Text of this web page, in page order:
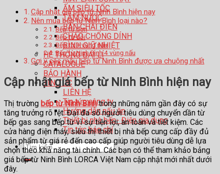
ẤM SIÊU TỐC
TĂM NƯỚC
BÀN CHẢI ĐIỆN
CHẢO CHỐNG DÍNH
BÌNH GIỮ NHIỆT
HỆ THỐNG ĐẠI LÍ
CATALOGUE
BẢO HÀNH
TIN TỨC
LIÊN HỆ
Tin tức công ty
Hướng dẫn nấu ăn
Thiết bị nhà bếp- Điện gia dụng
Tin tức báo chí
Tìm
kiếm:
Cập nhật giá bếp từ Ninh Bình hiện nay
Nên mua bếp từ Ninh Bình loại nào?
Bếp từ đơn
Bếp từ đôi
Bếp từ 3 vùng nấu
Bếp từ Ninh Bình 4 vùng nấu
Gợi ý các mẫu bếp từ Ninh Bình được ưa chuộng nhất
Cập nhật giá bếp từ Ninh Bình hiện nay
Thị trường bếp từ Ninh Bìnhtrong những năm gần đây có sự
tăng trưởng rõ rệt. Đại đa số người tiêu dùng chuyển dần từ
bếp gas sang bếp từ vì sự tiện lợi, an toàn và tiết kiệm. Các
cửa hàng điện máy, siêu thị thiết bị nhà bếp cung cấp đầy đủ
sản phẩm từ giá rẻ đến cao cấp giúp người tiêu dùng dễ lựa
chọn theo khả năng tài chính. Các bạn có thể tham khảo bảng
giá bếp từ Ninh Bình LORCA Việt Nam cập nhật mới nhất dưới
đây.